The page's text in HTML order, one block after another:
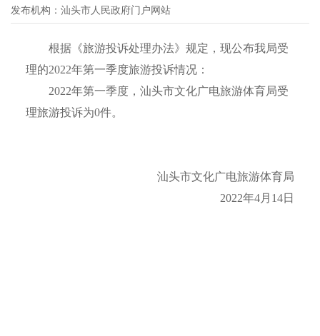
发布机构： 汕头市人民政府门户网站
根据《旅游投诉处理办法》规定，现公布我局受
理的2022年第一季度旅游投诉情况：
2022年第一季度，汕头市文化广电旅游体育局受
理旅游投诉为0件。
汕头市文化广电旅游体育局
2022年4月14日